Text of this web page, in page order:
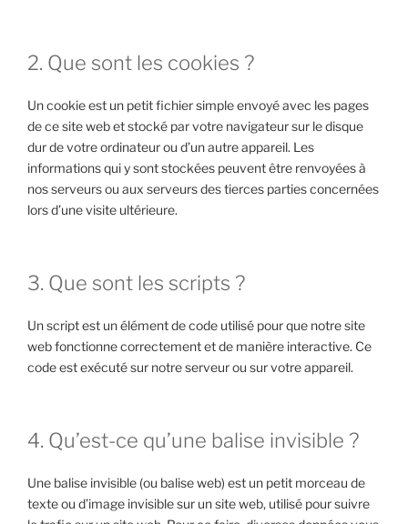
2. Que sont les cookies ?
Un cookie est un petit fichier simple envoyé avec les pages
de ce site web et stocké par votre navigateur sur le disque
dur de votre ordinateur ou d’un autre appareil. Les
informations qui y sont stockées peuvent être renvoyées à
nos serveurs ou aux serveurs des tierces parties concernées
lors d’une visite ultérieure.
3. Que sont les scripts ?
Un script est un élément de code utilisé pour que notre site
web fonctionne correctement et de manière interactive. Ce
code est exécuté sur notre serveur ou sur votre appareil.
4. Qu’est-ce qu’une balise invisible ?
Une balise invisible (ou balise web) est un petit morceau de
texte ou d’image invisible sur un site web, utilisé pour suivre